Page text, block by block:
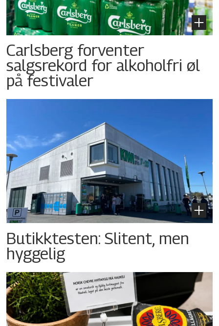
Carlsberg forventer
salgsrekord for alkoholfri øl
på festivaler
Butikktesten: Slitent, men
hyggelig